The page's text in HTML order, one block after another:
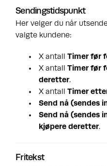
Sendingstidspunkt
Her velger du når
valgte kundene:
X antall Timer før
X antall Timer før
deretter.
X antall Timer
Send nå (sendes
Send nå (sendes
kjøpere deretter.
Fritekst